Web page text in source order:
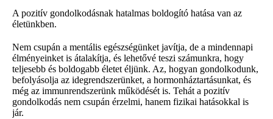
A pozitív gondolkodásnak hatalmas boldogító hatása van az
életünkben.
Nem csupán a mentális egészségünket javítja, de a mindennapi
élményeinket is átalakítja, és lehetővé teszi számunkra, hogy
teljesebb és boldogabb életet éljünk. Az, hogyan gondolkodunk,
befolyásolja az idegrendszerünket, a hormonháztartásunkat, és
még az immunrendszerünk működését is. Tehát a pozitív
gondolkodás nem csupán érzelmi, hanem fizikai hatásokkal is
jár.